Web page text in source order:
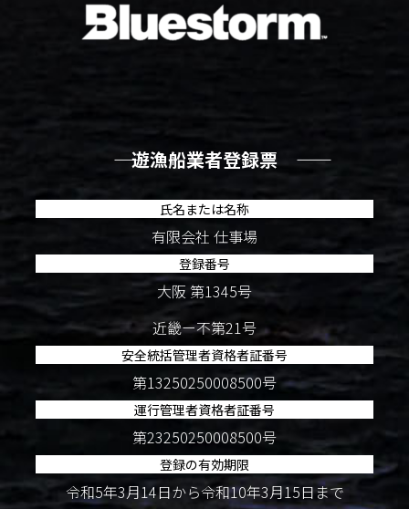
―― 遊漁船業者登録票 ――
氏名または名称
有限会社 仕事場
登録番号
大阪 第1345号
近畿ー不第21号
安全統括管理者資格者証番号
第13250250008500号
運行管理者資格者証番号
第23250250008500号
登録の有効期限
令和5年3月14日から令和10年3月15日まで